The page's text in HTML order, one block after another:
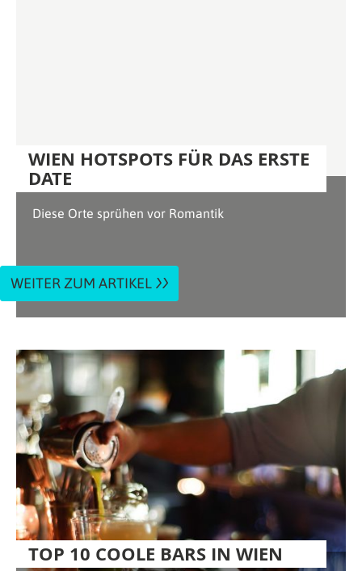
WIEN HOTSPOTS FÜR DAS ERSTE
DATE
Diese Orte sprühen vor Romantik
WEITER ZUM ARTIKEL
TOP 10 COOLE BARS IN WIEN